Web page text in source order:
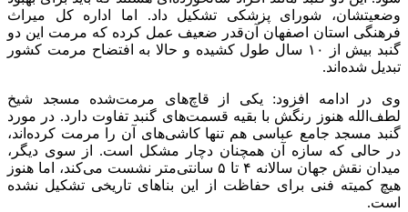
وضعیتشان، شورای پزشکی تشکیل داد. اما اداره کل میراث
فرهنگی استان اصفهان آن‌قدر ضعیف عمل کرده که مرمت این دو
گنبد بیش از ۱۰ سال طول کشیده و حالا به افتضاح مرمت کشور
تبدیل شده‌اند.
وی در ادامه افزود: یکی از قاچ‌های مرمت‌شده مسجد شیخ
لطف‌الله هنوز رنگش با بقیه قسمت‌های گنبد تفاوت دارد. در مورد
گنبد مسجد جامع عباسی هم تنها کاشی‌های آن را مرمت کرده‌اند،
در حالی که سازه آن همچنان دچار مشکل است. از سوی دیگر،
میدان نقش جهان سالانه ۴ تا ۵ سانتی‌متر نشست می‌کند، اما هنوز
هیچ کمیته فنی برای حفاظت از این بناهای تاریخی تشکیل نشده
است.